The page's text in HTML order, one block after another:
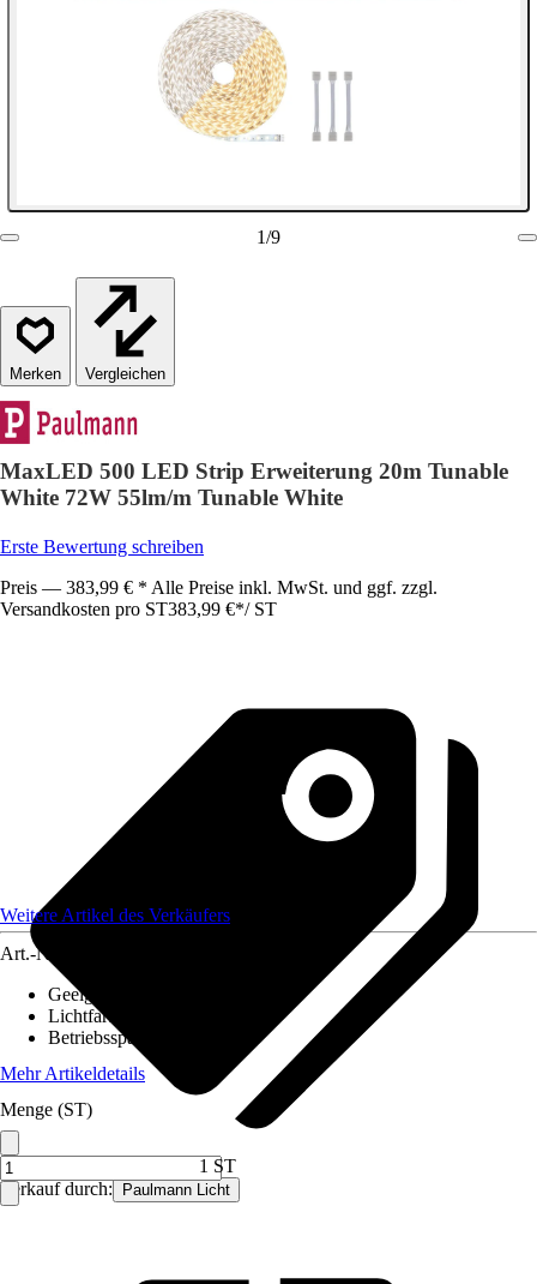
1/9
Vergleichen
MaxLED 500 LED Strip Erweiterung 20m Tunable
White 72W 55lm/m Tunable White
Erste Bewertung schreiben
Preis — 383,99 € * Alle Preise inkl. MwSt. und ggf. zzgl.
Versandkosten pro ST383,99 €*/ ST
Verkauf durch: Paulmann Licht
Weitere Artikel des Verkäufers
Art.-Nr.
Geeignet für
Lichtfarbe
Betriebsspannung
230/24 V
Mehr Artikeldetails
Menge (ST)
1 ST